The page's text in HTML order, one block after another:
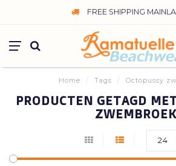
FREE SHIPPING
Home / Tags / Octopussy
PRODUCTEN GETAGD
ZWEMBROEK
24